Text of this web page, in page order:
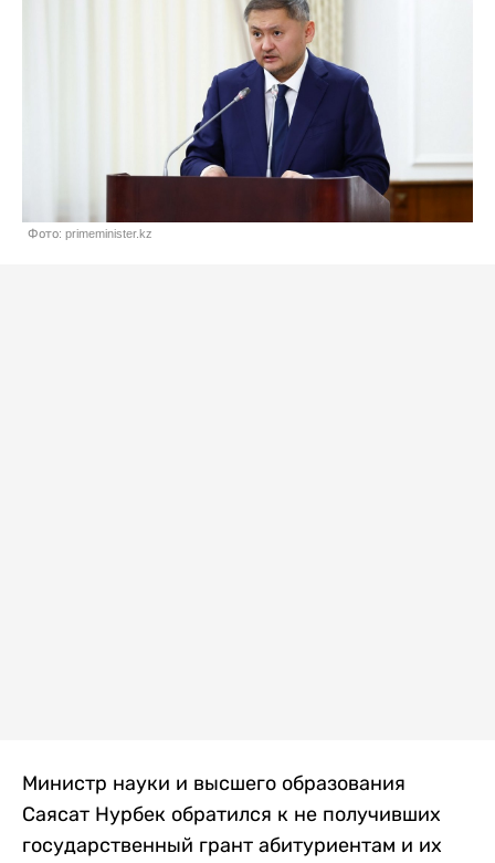
Фото: primeminister.kz
Министр науки и высшего образования
Саясат Нурбек обратился к не получивших
государственный грант абитуриентам и их